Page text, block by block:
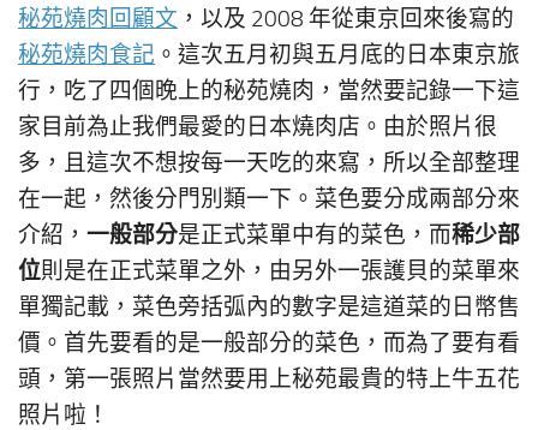
秘苑燒肉回顧文 ，以及 2008 年從東京回來後寫的
秘苑燒肉食記 。這次五月初與五月底的日本東京旅
行，吃了四個晚上的秘苑燒肉，當然要記錄一下這
家目前為止我們最愛的日本燒肉店。由於照片很
多，且這次不想按每一天吃的來寫，所以全部整理
在一起，然後分門別類一下。菜色要分成兩部分來
介紹， 一般部分是正式菜單中有的菜色，而稀少部
位則是在正式菜單之外，由另外一張護貝的菜單來
單獨記載，菜色旁括弧內的數字是這道菜的日幣售
價。首先要看的是一般部分的菜色，而為了要有看
頭，第一張照片當然要用上秘苑最貴的特上牛五花
照片啦！